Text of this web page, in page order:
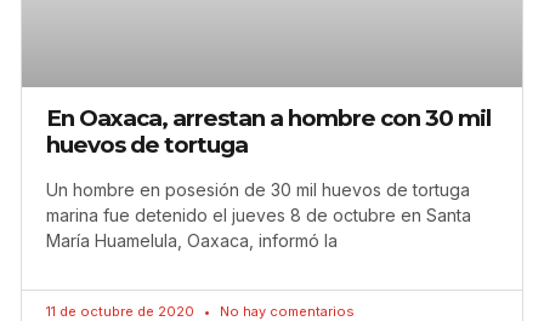
En Oaxaca, arrestan a hombre con 30 mil
huevos de tortuga
Un hombre en posesión de 30 mil huevos de tortuga
marina fue detenido el jueves 8 de octubre en Santa
María Huamelula, Oaxaca, informó la
11 de octubre de 2020 No hay comentarios